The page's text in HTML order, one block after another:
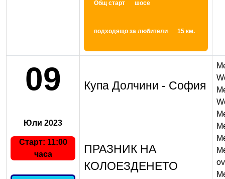
Общ старт шосе
подходящо за любители 15 км.
09
Юли 2023
Старт: 11:00
часа
Купа Долчини - София
ПРАЗНИК НА
КОЛОЕЗДЕНЕТО